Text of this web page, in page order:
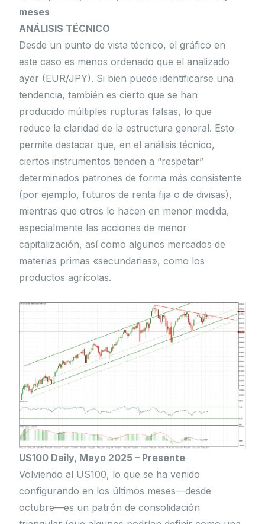
meses
ANÁLISIS TÉCNICO
Desde un punto de vista técnico, el gráfico en
este caso es menos ordenado que el analizado
ayer (EUR/JPY). Si bien puede identificarse una
tendencia, también es cierto que se han
producido múltiples rupturas falsas, lo que
reduce la claridad de la estructura general. Esto
permite destacar que, en el análisis técnico,
ciertos instrumentos tienden a “respetar”
determinados patrones de forma más consistente
(por ejemplo, futuros de renta fija o de divisas),
mientras que otros lo hacen en menor medida,
especialmente las acciones de menor
capitalización, así como algunos mercados de
materias primas «secundarias», como los
productos agrícolas.
US100 Daily, Mayo 2025 – Presente
Volviendo al US100, lo que se ha venido
configurando en los últimos meses—desde
octubre—es un patrón de consolidación